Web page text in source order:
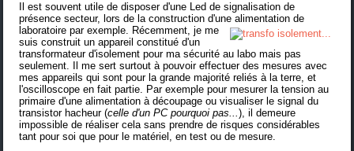
Il est souvent utile de disposer d'une Led de signalisation de
présence secteur, lors de la construction d'une alimentation de
laboratoire par exemple. Récemment, je me
suis construit un appareil constitué d'un
transformateur d'isolement pour ma sécurité au labo mais pas
seulement. Il me sert surtout à pouvoir effectuer des mesures avec
mes appareils qui sont pour la grande majorité reliés à la terre, et
l'oscilloscope en fait partie. Par exemple pour mesurer la tension au
primaire d'une alimentation à découpage ou visualiser le signal du
transistor hacheur (celle d'un PC pourquoi pas...), il demeure
impossible de réaliser cela sans prendre de risques considérables
tant pour soi que pour le matériel, en test ou de mesure.